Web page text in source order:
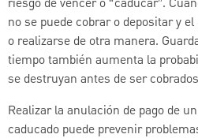
riesgo de vencer o “caducar”.
no se puede cobrar o depositar y
o realizarse de otra manera.
tiempo también aumenta la
se destruyan antes de ser
Realizar la anulación de pago de
caducado puede prevenir